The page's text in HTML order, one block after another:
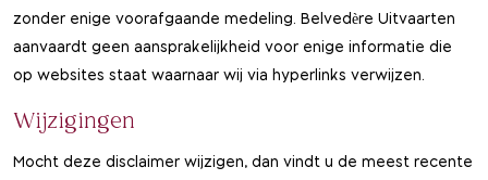
zonder enige voorafgaande medeling. Belvedère Uitvaarten
aanvaardt geen aansprakelijkheid voor enige informatie die
op websites staat waarnaar wij via hyperlinks verwijzen.
Wijzigingen
Mocht deze disclaimer wijzigen, dan vindt u de meest recente